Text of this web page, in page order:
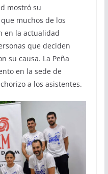
mostró su
muchos de los
en la actualidad
que deciden
su causa. La Peña
en la sede de
a los asistentes.